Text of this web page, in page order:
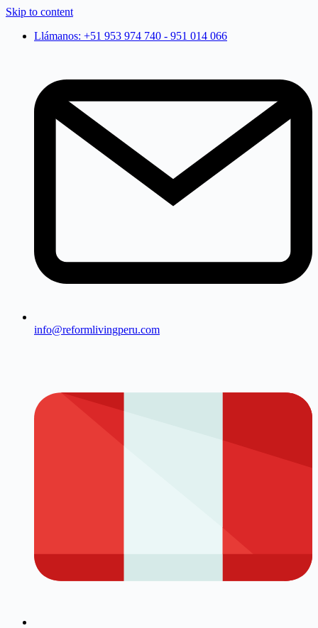
Skip to content
Llámanos: +51 953 974 740 - 951 014 066
info@reformlivingperu.com